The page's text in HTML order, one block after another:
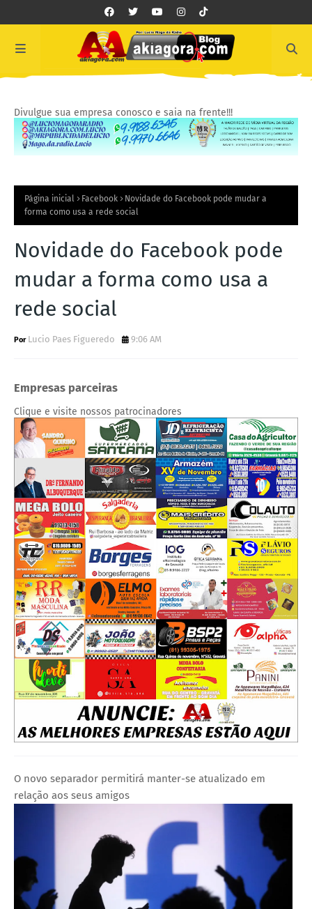
Divulgue sua empresa conosco e saia na frente!!!
Página inicial Facebook
Novidade do Facebook pode mudar a
forma como usa a rede social
Novidade do Facebook pode
mudar a forma como usa a
rede social
Lucio Paes Figueredo 9:06 AM
Empresas parceiras
Clique e visite nossos patrocinadores
O novo separador permitirá manter-se atualizado em
relação aos seus amigos